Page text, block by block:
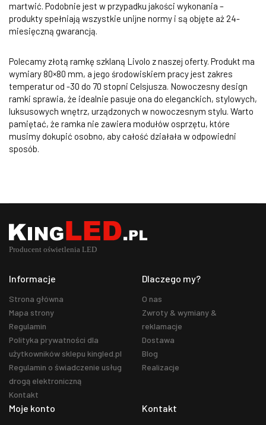
martwić. Podobnie jest w przypadku jakości wykonania –
produkty spełniają wszystkie unijne normy i są objęte aż 24-
miesięczną gwarancją.
Polecamy złotą ramkę szklaną Livolo z naszej oferty. Produkt ma
wymiary 80×80 mm, a jego środowiskiem pracy jest zakres
temperatur od -30 do 70 stopni Celsjusza. Nowoczesny design
ramki sprawia, że idealnie pasuje ona do eleganckich, stylowych,
luksusowych wnętrz, urządzonych w nowoczesnym stylu. Warto
pamiętać, że ramka nie zawiera modułów osprzętu, które
musimy dokupić osobno, aby całość działała w odpowiedni
sposób.
Informacje
Strona główna
Mapa strony
Regulamin
Polityka prywatności dla
użytkowników sklepu kingled.pl
Regulamin o świadczenie usług
drogą elektroniczną
Kontakt
Dlaczego my?
O nas
Zwroty & wymiany &
reklamacje
Dostawa
Blog
Realizacje
Moje konto Kontakt